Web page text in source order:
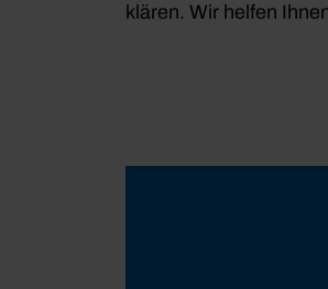
klären. Wir helfen